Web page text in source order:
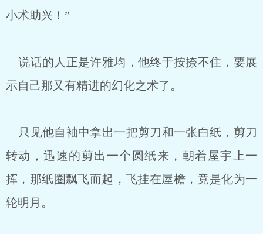
小术助兴！”
说话的人正是许雅均，他终于按捺不住，要展
示自己那又有精进的幻化之术了。
只见他自袖中拿出一把剪刀和一张白纸，剪刀
转动，迅速的剪出一个圆纸来，朝着屋宇上一
挥，那纸圈飘飞而起，飞挂在屋檐，竟是化为一
轮明月。